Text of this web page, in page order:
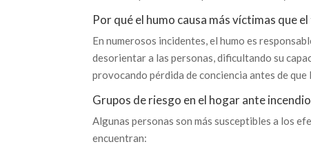
Por qué el humo causa más víctimas que
En numerosos incidentes, el humo es
desorientar a las personas, dificultando su
provocando pérdida de conciencia antes de
Grupos de riesgo en el hogar ante
Algunas personas son más susceptibles a los
encuentran: